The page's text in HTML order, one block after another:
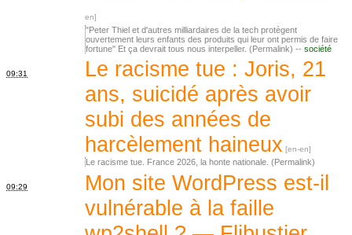
"Peter Thiel et d'autres milliardaires de la tech protègent
ouvertement leurs enfants des produits qui leur ont permis de faire
fortune" Et ça devrait tous nous interpeller. (Permalink) -- société
09:31
Le racisme tue : Joris, 21
ans, suicidé après avoir
subi des années de
harcèlement haineux
Le racisme tue. France 2026, la honte nationale. (Permalink)
09:29
Mon site WordPress est-il
vulnérable à la faille